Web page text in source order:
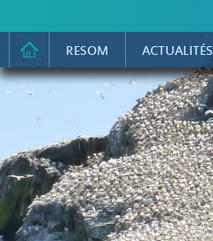
RESOM ACTUALITÉS